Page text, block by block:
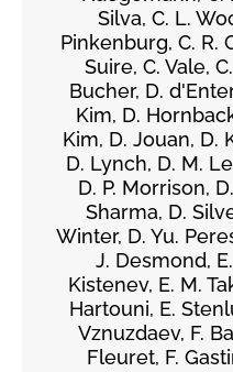
Silva, C. L.
Pinkenburg, C. R.
Suire, C. Vale,
Bucher, D.
Kim, D.
Kim, D. Jouan, D.
D. Lynch, D. M.
D. P. Morrison,
Sharma, D.
Winter, D. Yu.
J. Desmond,
Kistenev, E. M.
Hartouni, E.
Vznuzdaev, F.
Fleuret, F.